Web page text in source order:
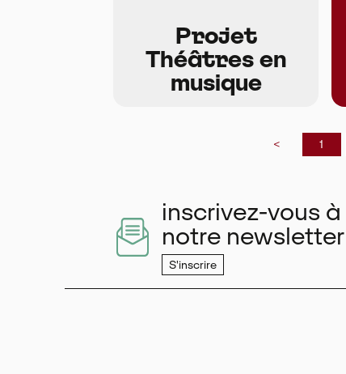
Projet
Théâtres en
musique
< 1
inscrivez-vous à
notre newsletter
S'inscrire